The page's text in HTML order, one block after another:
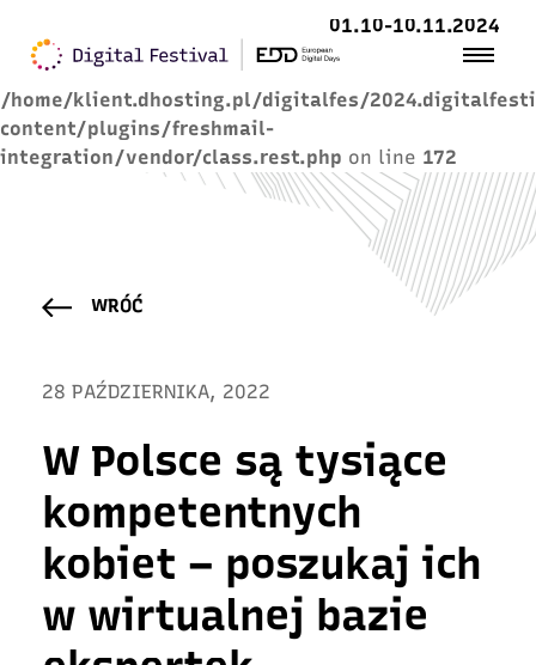
Warning : Trying to access array offset on value of
type null in
/home/klient.dhosting.pl/digitalfes/
content/plugins/freshmail-
integration/vendor/class.rest.php on line 172
01.10-10.11.2024
WRÓĆ
28 PAŹDZIERNIKA, 2022
W Polsce są tysiące
kompetentnych
kobiet – poszukaj ich
w wirtualnej bazie